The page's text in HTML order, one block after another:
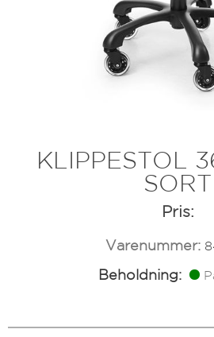
KLIPPESTOL
SORT
Pris:
Varenummer:
Beholdning: